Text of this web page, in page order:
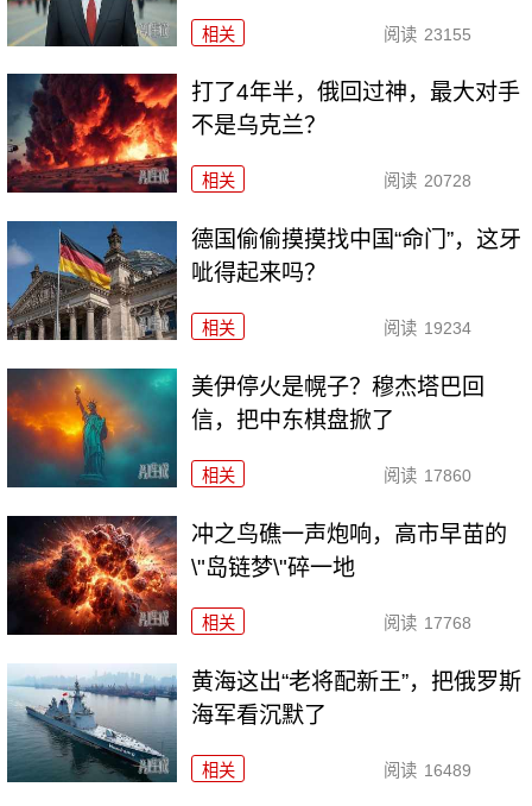
相关 阅读 23155
打了4年半，俄回过神，最大对手
不是乌克兰？
相关 阅读 20728
德国偷偷摸摸找中国“命门”，这牙
呲得起来吗？
相关 阅读 19234
美伊停火是幌子？穆杰塔巴回
信，把中东棋盘掀了
相关 阅读 17860
冲之鸟礁一声炮响，高市早苗的
\"岛链梦\"碎一地
相关 阅读 17768
黄海这出“老将配新王”，把俄罗斯
海军看沉默了
相关 阅读 16489